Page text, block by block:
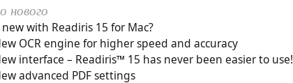
нового
with Readiris 15 for Mac?
OCR engine for higher speed and accuracy
interface – Readiris™ 15 has never been easier to use!
advanced PDF settings